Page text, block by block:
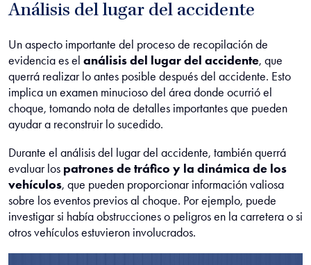
Análisis del lugar del accidente
Un aspecto importante del proceso de recopilación de
evidencia es el análisis del lugar del accidente, que
querrá realizar lo antes posible después del accidente. Esto
implica un examen minucioso del área donde ocurrió el
choque, tomando nota de detalles importantes que pueden
ayudar a reconstruir lo sucedido.
Durante el análisis del lugar del accidente, también querrá
evaluar los patrones de tráfico y la dinámica de los
vehículos, que pueden proporcionar información valiosa
sobre los eventos previos al choque. Por ejemplo, puede
investigar si había obstrucciones o peligros en la carretera o si
otros vehículos estuvieron involucrados.